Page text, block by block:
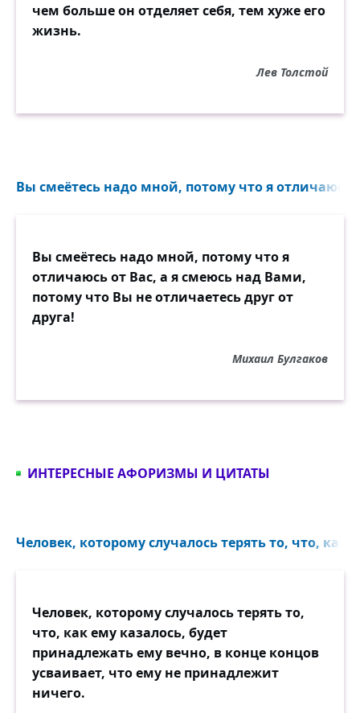
чем больше он отделяет себя, тем хуже его
жизнь.
Лев Толстой
Вы смеётесь надо мной, потому что я отличаюсь
Вы смеётесь надо мной, потому что я
отличаюсь от Вас, а я смеюсь над Вами,
потому что Вы не отличаетесь друг от
друга!
Михаил Булгаков
ИНТЕРЕСНЫЕ АФОРИЗМЫ И ЦИТАТЫ
Человек, которому случалось терять то, что, как
Человек, которому случалось терять то,
что, как ему казалось, будет
принадлежать ему вечно, в конце концов
усваивает, что ему не принадлежит
ничего.